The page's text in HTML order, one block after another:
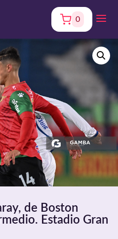
0
de Boston
Estadio Gran